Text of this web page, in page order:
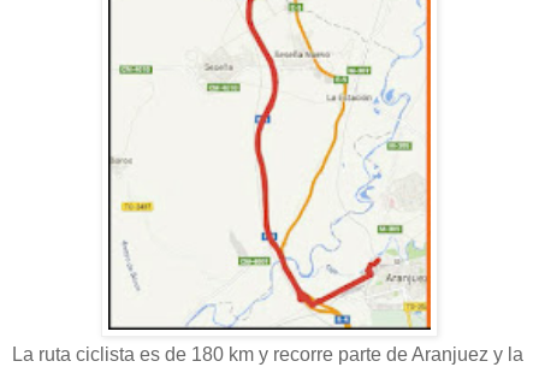
La ruta ciclista es de 180 km y recorre parte de Aranjuez y la